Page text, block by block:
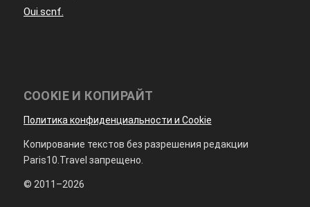
Oui.scnf.
COOKIE И КОПИРАЙТ
Политика конфиденциальности и Cookie
Копирование текстов без разрешения редакции
Paris10.Travel запрещено.
© 2011–2026